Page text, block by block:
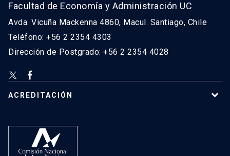
Facultad de Economía y Administración UC
Avda. Vicuña Mackenna 4860, Macul. Santiago, Chile
Teléfono: +56 2 2354 4303
Dirección de Postgrado: +56 2 2354 4028
ACREDITACIÓN